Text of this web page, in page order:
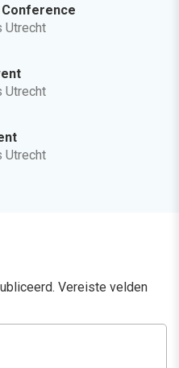
Utrecht
Utrecht
Utrecht
Vereiste velden